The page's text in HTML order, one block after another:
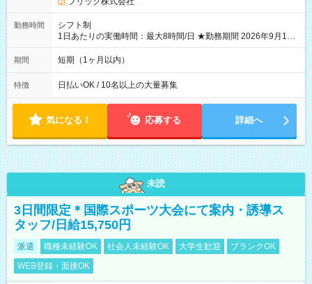
勤務時間
シフト制
1日あたりの実働時間：最大8時間/日 ★勤務期間 2026年9月16
日~2026年10月23日 短期勤務OK! 期間中フル勤務できる方優遇
※週3~5日勤務(勤務日数応相談) ※期間前から勤務スタートも可
り ※夜勤シフトあり
期間 短期（1ヶ月以内）
特徴 日払いOK / 10名以上の大量募集
気になる！ 応募する 詳細へ
未読
3日間限定＊国際スポーツ大会にて案内・誘導ス
タッフ/日給15,750円
派遣 職種未経験OK 社会人未経験OK 大学生歓迎
ブランクOK
WEB登録・面接OK